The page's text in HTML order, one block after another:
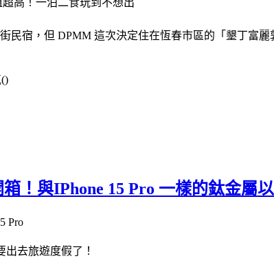
民宿，但 DPMM 這次決定住在恆春市區的「墾丁富
)
！與IPhone 15 Pro 一樣的鈦金屬
去旅遊度假了！